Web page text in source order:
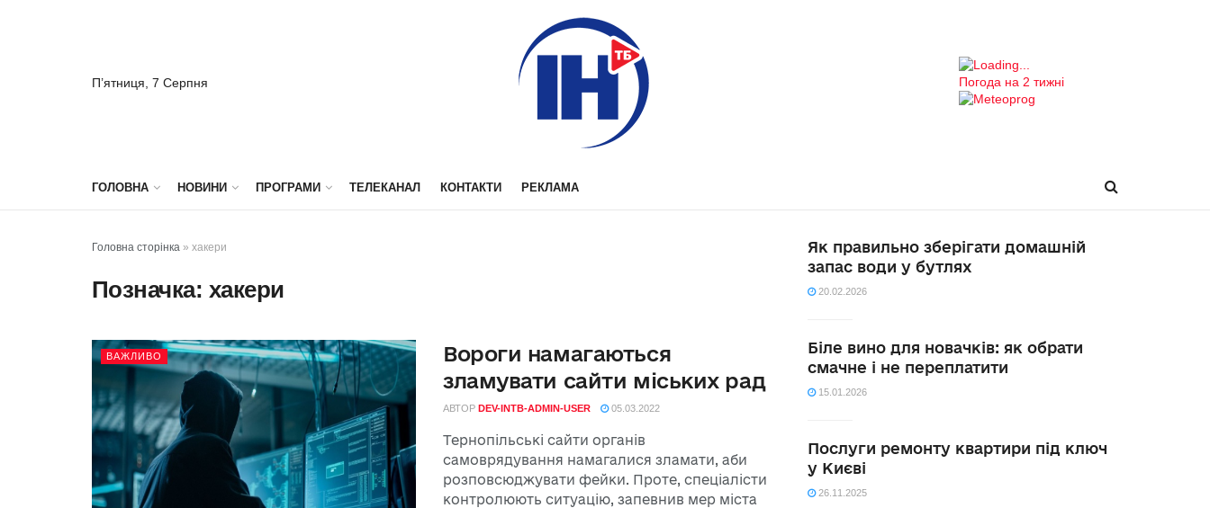
П’ятниця, 7 Серпня Погода на 2 тижні
ГОЛОВНА НОВИНИ ПРОГРАМИ ТЕЛЕКАНАЛ КОНТАКТИ РЕКЛАМА
Головна сторінка » хакери
Позначка: хакери
ВАЖЛИВО
Вороги намагаються
зламувати сайти міських рад
АВТОР DEV-INTB-ADMIN-USER 05.03.2022
Тернопільські сайти органів
самоврядування намагалися зламати, аби
розповсюджувати фейки. Проте, спеціалісти
контролюють ситуацію, запевнив мер міста
Як правильно зберігати домашній
запас води у бутлях
20.02.2026
Біле вино для новачків: як обрати
смачне і не переплатити
15.01.2026
Послуги ремонту квартири під ключ
у Києві
26.11.2025